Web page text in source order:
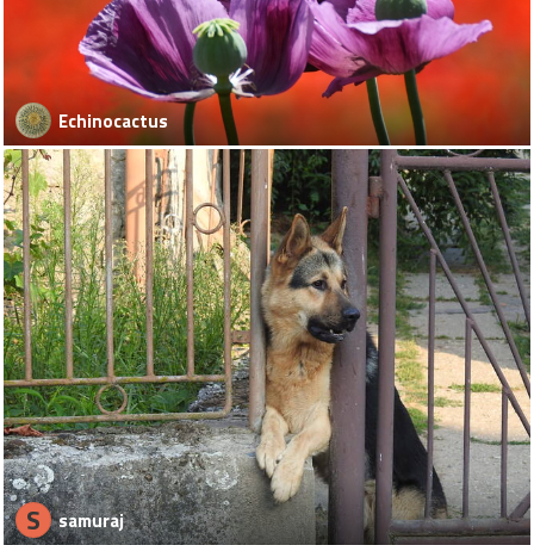
Echinocactus
S samuraj